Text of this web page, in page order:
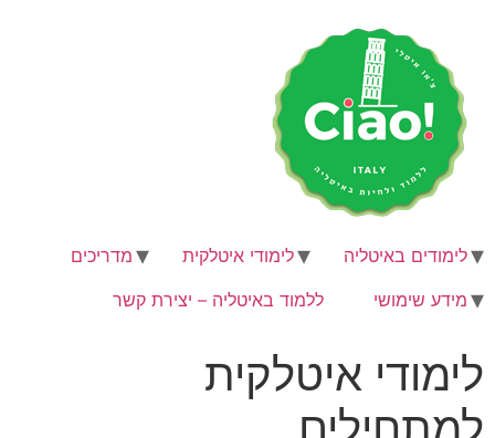
לימודים באיטליה לימודי איטלקית
מדריכים
מידע שימושי
ללמוד באיטליה – יצירת קשר
לימודי איטלקית